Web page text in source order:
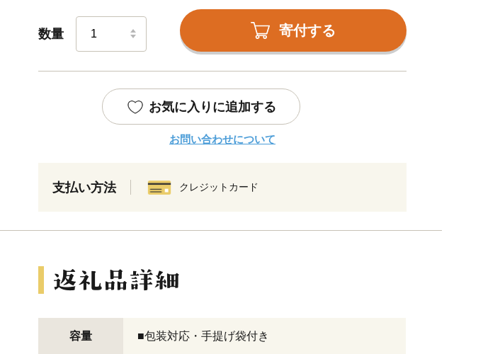
数量 寄付する
お気に入りに追加する
お問い合わせについて
支払い方法 クレジットカード
容量 ■包装対応・手提げ袋付き